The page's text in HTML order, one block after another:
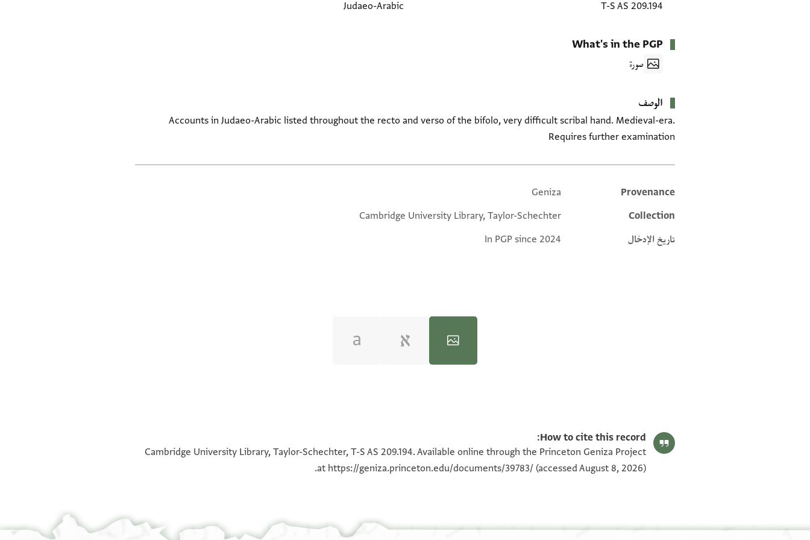
T-S AS 209.194
Judaeo-Arabic
What's in the PGP
صورة
الوصف
Accounts in Judaeo-Arabic listed throughout the recto and verso of the bifolo, very difficult scribal hand. Medieval-era.
Requires further examination
Additional metadata
Provenance
Geniza
Collection
Cambridge University Library, Taylor-Schechter
تاريخ الإدخال
In PGP since 2024
How to cite this record:
Cambridge University Library, Taylor-Schechter, T-S AS 209.194. Available online through the Princeton Geniza Project
at https://geniza.princeton.edu/documents/39783/ (accessed August 8, 2026).